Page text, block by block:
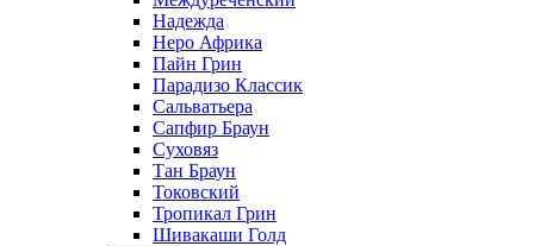
Надежда
Неро Африка
Пайн Грин
Парадизо Классик
Сальватьера
Сапфир Браун
Суховяз
Тан Браун
Токовский
Тропикал Грин
Шивакаши Голд